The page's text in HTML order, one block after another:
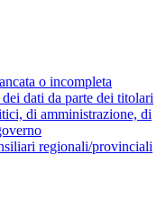
o incompleta
dati da parte dei titolari
di amministrazione, di
regionali/provinciali